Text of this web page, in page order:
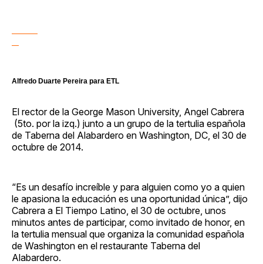
Alfredo Duarte Pereira para ETL
El rector de la George Mason University, Angel Cabrera
(5to. por la izq.) junto a un grupo de la tertulia española
de Taberna del Alabardero en Washington, DC, el 30 de
octubre de 2014.
“Es un desafío increíble y para alguien como yo a quien
le apasiona la educación es una oportunidad única”, dijo
Cabrera a El Tiempo Latino, el 30 de octubre, unos
minutos antes de participar, como invitado de honor, en
la tertulia mensual que organiza la comunidad española
de Washington en el restaurante Taberna del
Alabardero.